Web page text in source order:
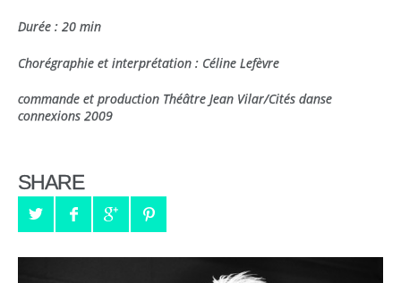
Durée : 20 min
Chorégraphie et interprétation : Céline Lefèvre
commande et production Théâtre Jean Vilar/Cités danse
connexions 2009
SHARE